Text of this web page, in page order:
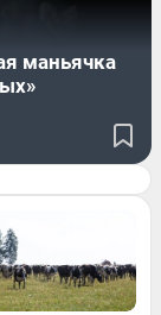
маньячка